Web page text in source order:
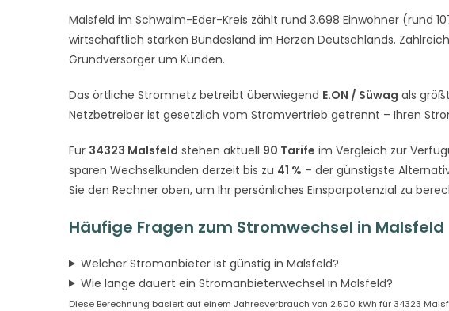
Malsfeld im Schwalm-Eder-Kreis zählt rund 3.698 Einwohner (rund
wirtschaftlich starken Bundesland im Herzen Deutschlands.
Grundversorger um Kunden.
Das örtliche Stromnetz betreibt überwiegend E.ON / Süwag als
Netzbetreiber ist gesetzlich vom Stromvertrieb getrennt – Ihren
Für 34323 Malsfeld stehen aktuell 90 Tarife im Vergleich zur
sparen Wechselkunden derzeit bis zu 41 % – der günstigste
Sie den Rechner oben, um Ihr persönliches Einsparpotenzial zu
Häufige Fragen zum Stromwechsel in Malsfeld
Welcher Stromanbieter ist günstig in Malsfeld?
Wie lange dauert ein Stromanbieterwechsel in Malsfeld?
Diese Berechnung basiert auf einem Jahresverbrauch von 2.500 kWh für 34323